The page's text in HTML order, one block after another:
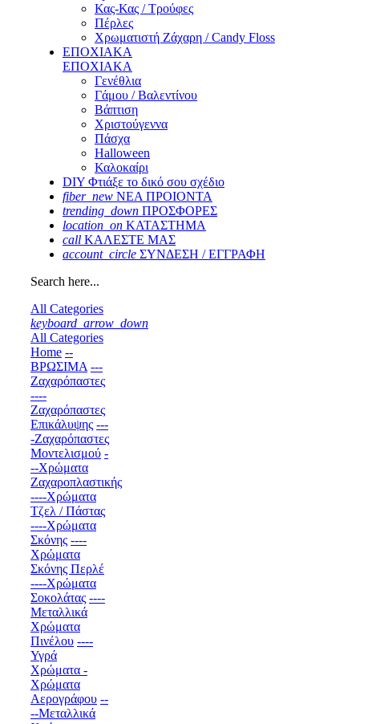
Κας-Κας / Τρούφες
Πέρλες
Χρωματιστή Ζάχαρη / Candy Floss
ΕΠΟΧΙΑΚΑ
ΕΠΟΧΙΑΚΑ
Γενέθλια
Γάμου / Βαλεντίνου
Βάπτιση
Χριστούγεννα
Πάσχα
Halloween
Καλοκαίρι
DIY Φτιάξε το δικό σου σχέδιο
fiber_new ΝΕΑ ΠΡΟΙΟΝΤΑ
trending_down ΠΡΟΣΦΟΡΕΣ
location_on ΚΑΤΑΣΤΗΜΑ
call ΚΑΛΕΣΤΕ ΜΑΣ
account_circle ΣΥΝΔΕΣΗ / ΕΓΓΡΑΦΗ
Search here...
All Categories
keyboard_arrow_down
All Categories
Home --
ΒΡΩΣΙΜΑ ---
Ζαχαρόπαστες
----
Ζαχαρόπαστες
Επικάλυψης ---
-Ζαχαρόπαστες
Μοντελισμού -
--Χρώματα
Ζαχαροπλαστικής
----Χρώματα
Τζελ / Πάστας
----Χρώματα
Σκόνης ----
Χρώματα
Σκόνης Περλέ
----Χρώματα
Σοκολάτας ----
Μεταλλικά
Χρώματα
Πινέλου ----
Υγρά
Χρώματα -
Χρώματα
Αερογράφου --
--Μεταλλικά